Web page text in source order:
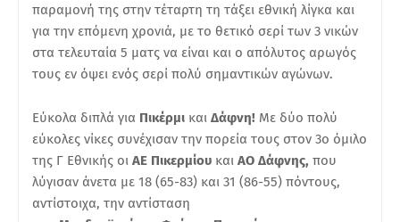
παραμονή της στην τέταρτη τη τάξει εθνική λίγκα και
για την επόμενη χρονιά, με το θετικό σερί των 3 νικών
στα τελευταία 5 ματς να είναι και ο απόλυτος αρωγός
τους εν όψει ενός σερί πολύ σημαντικών αγώνων.
Εύκολα διπλά για Πικέρμι και Δάφνη! Με δύο πολύ
εύκολες νίκες συνέχισαν την πορεία τους στον 3ο όμιλο
της Γ Εθνικής οι ΑΕ Πικερμίου και ΑΟ Δάφνης, που
λύγισαν άνετα με 18 (65-83) και 31 (86-55) πόντους,
αντίστοιχα, την αντίσταση